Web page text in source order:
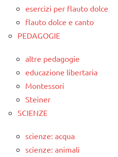
esercizi per flauto dolce
flauto dolce e canto
PEDAGOGIE
altre pedagogie
educazione libertaria
Montessori
Steiner
SCIENZE
scienze: acqua
scienze: animali